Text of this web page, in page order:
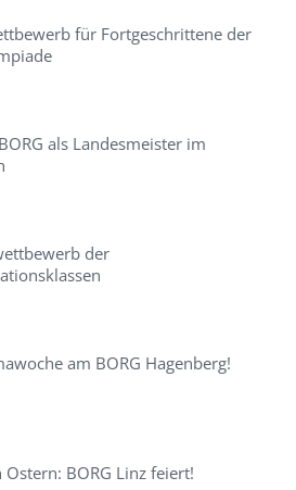
für Fortgeschrittene der
als Landesmeister im
der
am BORG Hagenberg!
BORG Linz feiert!